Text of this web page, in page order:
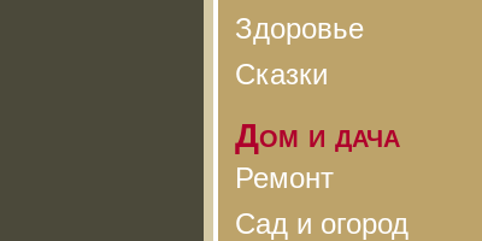
Здоровье
Сказки
Дом и дача
Ремонт
Сад и огород